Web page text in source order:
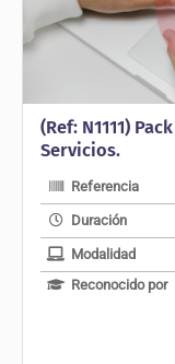
(Ref: N1111)
Servicios.
Referencia
Duración
Modalidad
Reconocido por